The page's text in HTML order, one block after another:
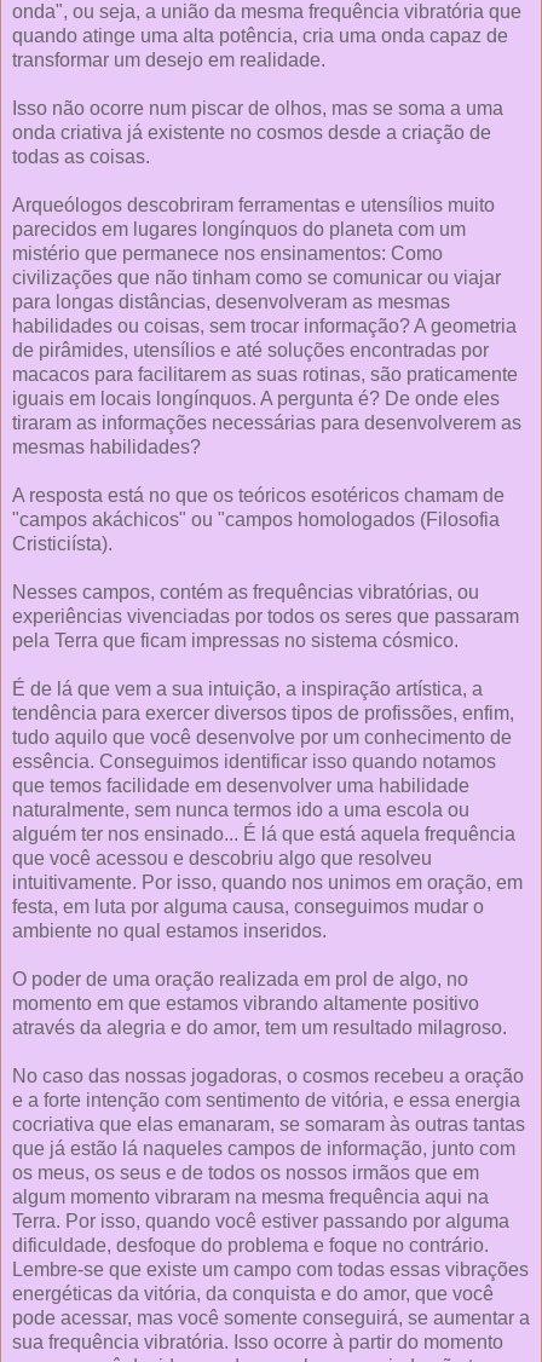
onda", ou seja, a união da mesma frequência vibratória que
quando atinge uma alta potência, cria uma onda capaz de
transformar um desejo em realidade.
Isso não ocorre num piscar de olhos, mas se soma a uma
onda criativa já existente no cosmos desde a criação de
todas as coisas.
Arqueólogos descobriram ferramentas e utensílios muito
parecidos em lugares longínquos do planeta com um
mistério que permanece nos ensinamentos: Como
civilizações que não tinham como se comunicar ou viajar
para longas distâncias, desenvolveram as mesmas
habilidades ou coisas, sem trocar informação? A geometria
de pirâmides, utensílios e até soluções encontradas por
macacos para facilitarem as suas rotinas, são praticamente
iguais em locais longínquos. A pergunta é? De onde eles
tiraram as informações necessárias para desenvolverem as
mesmas habilidades?
A resposta está no que os teóricos esotéricos chamam de
"campos akáchicos" ou "campos homologados (Filosofia
Cristiciísta).
Nesses campos, contém as frequências vibratórias, ou
experiências vivenciadas por todos os seres que passaram
pela Terra que ficam impressas no sistema cósmico.
É de lá que vem a sua intuição, a inspiração artística, a
tendência para exercer diversos tipos de profissões, enfim,
tudo aquilo que você desenvolve por um conhecimento de
essência. Conseguimos identificar isso quando notamos
que temos facilidade em desenvolver uma habilidade
naturalmente, sem nunca termos ido a uma escola ou
alguém ter nos ensinado... É lá que está aquela frequência
que você acessou e descobriu algo que resolveu
intuitivamente. Por isso, quando nos unimos em oração, em
festa, em luta por alguma causa, conseguimos mudar o
ambiente no qual estamos inseridos.
O poder de uma oração realizada em prol de algo, no
momento em que estamos vibrando altamente positivo
através da alegria e do amor, tem um resultado milagroso.
No caso das nossas jogadoras, o cosmos recebeu a oração
e a forte intenção com sentimento de vitória, e essa energia
cocriativa que elas emanaram, se somaram às outras tantas
que já estão lá naqueles campos de informação, junto com
os meus, os seus e de todos os nossos irmãos que em
algum momento vibraram na mesma frequência aqui na
Terra. Por isso, quando você estiver passando por alguma
dificuldade, desfoque do problema e foque no contrário.
Lembre-se que existe um campo com todas essas vibrações
energéticas da vitória, da conquista e do amor, que você
pode acessar, mas você somente conseguirá, se aumentar a
sua frequência vibratória. Isso ocorre à partir do momento